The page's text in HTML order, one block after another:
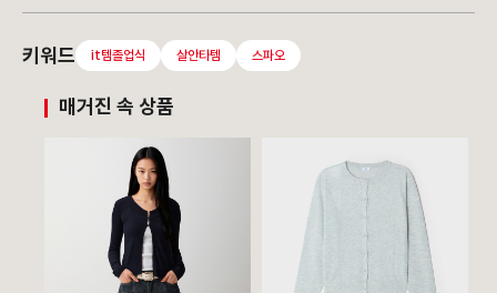
키워드 it템졸업식 살안타템 스파오
매거진 속 상품